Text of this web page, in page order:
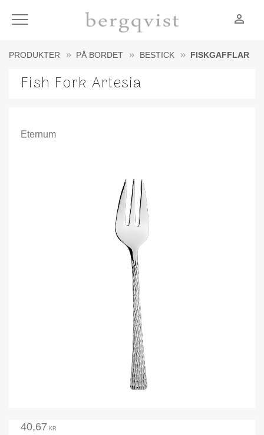
Meny person_outline
PRODUKTER PÅ BORDET BESTICK FISKGAFFLAR
Fish Fork Artesia
Eternum
40,67 KR